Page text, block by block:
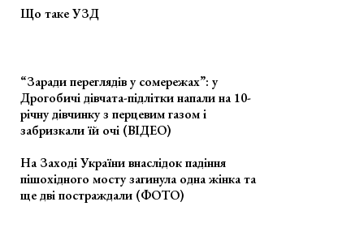
Що таке УЗД
“Заради переглядів у сомережах”: у
Дрогобичі дівчата-підлітки напали на 10-
річну дівчинку з перцевим газом і
забризкали їй очі (ВІДЕО)
На Заході України внаслідок падіння
пішохідного мосту загинула одна жінка та
ще дві постраждали (ФОТО)